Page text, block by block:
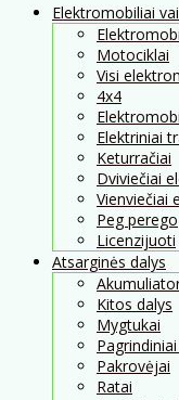
Elektromobiliai
Motociklai
Visi
4x4
Elektriniai
Keturračiai
Dviviečiai
Vienviečiai
Peg perego
Licenzijuoti
Atsarginės dalys
Kitos dalys
Mygtukai
Pakrovėjai
Ratai